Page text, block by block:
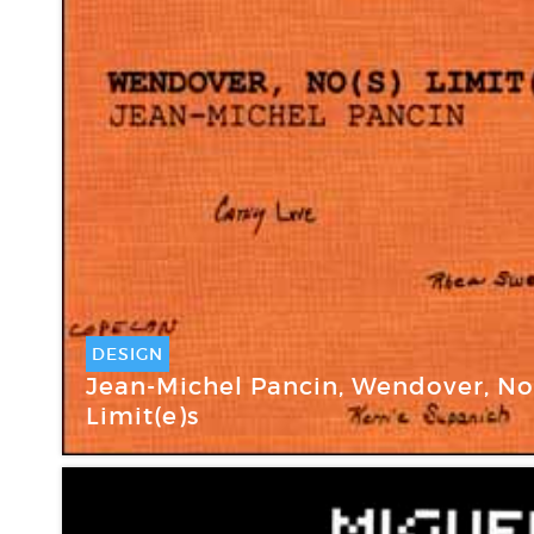
DESIGN
Jean-Michel Pancin, Wendover,
Limit(e)s